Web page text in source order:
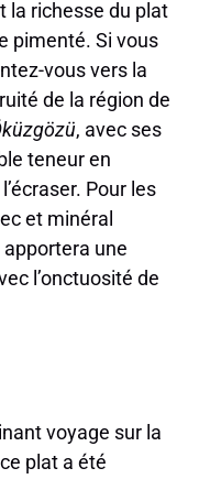
la richesse du plat
pimenté. Si vous
vous vers la
de la région de
, avec ses
teneur en
Pour les
et minéral
une
l’onctuosité de
voyage sur la
plat a été